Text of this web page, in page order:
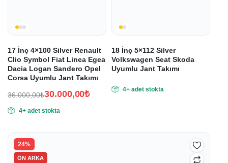
17 İnç 4×100 Silver Renault
Clio Symbol Fiat Linea Egea
Dacia Logan Sandero Opel
Corsa Uyumlu Jant Takımı
36.000,00₺
fiyat:
30.000,00₺
andaki
30.000,00₺.
4+ adet stokta
18 İnç 5×112 Silver
Volkswagen Seat Skoda
Uyumlu Jant Takımı
4+ adet stokta
24%
ÖN ARKA